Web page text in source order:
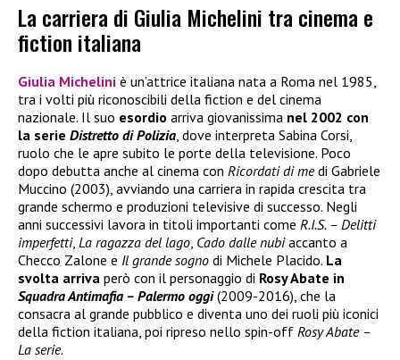
La carriera di Giulia Michelini tra cinema e
fiction italiana
Giulia Michelini è un’attrice italiana nata a Roma nel 1985,
tra i volti più riconoscibili della fiction e del cinema
nazionale. Il suo esordio arriva giovanissima nel 2002 con
la serie Distretto di Polizia, dove interpreta Sabina Corsi,
ruolo che le apre subito le porte della televisione. Poco
dopo debutta anche al cinema con Ricordati di medi Gabriele
Muccino (2003), avviando una carriera in rapida crescita tra
grande schermo e produzioni televisive di successo. Negli
anni successivi lavora in titoli importanti come R.I.S. – Delitti
imperfetti, La ragazza del lago, Cado dalle nubiaccanto a
Checco Zalone e Il grande sogno di Michele Placido. La
svolta arriva però con il personaggio di Rosy Abate in
Squadra Antimafia – Palermo oggi(2009-2016), che la
consacra al grande pubblico e diventa uno dei ruoli più iconici
della fiction italiana, poi ripreso nello spin-off Rosy Abate –
La serie.